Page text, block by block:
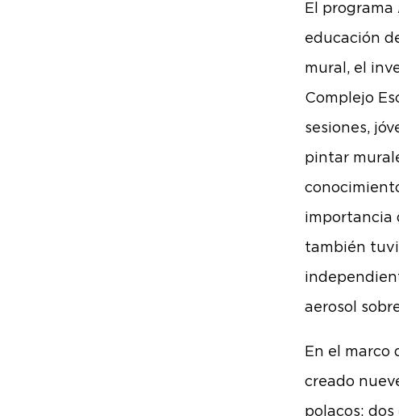
El
educación
mural, el
Complejo
sesiones,
pintar
importancia
también
aerosol
En el marco
creado
polacos: dos